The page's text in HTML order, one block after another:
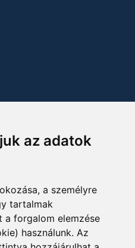
az adatok
a személyre
tartalmak
a forgalom elemzése
használunk. Az